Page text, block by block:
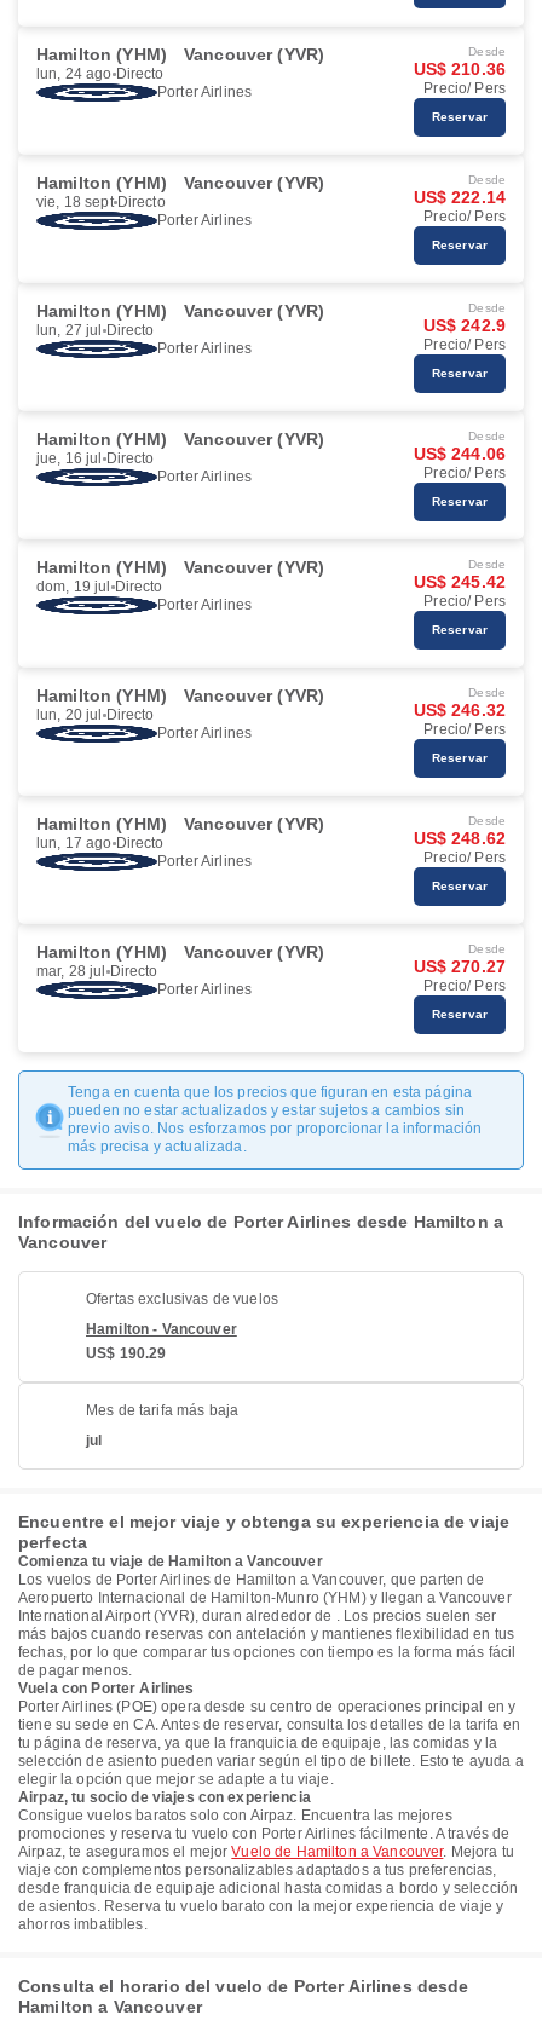
Hamilton (YHM) Vancouver (YVR)
lun, 24 ago Directo
Porter Airlines
Desde
US$ 210.36
Precio/ Pers
Reservar
Hamilton (YHM) Vancouver (YVR)
vie, 18 sept Directo
Porter Airlines
Desde
US$ 222.14
Precio/ Pers
Reservar
Hamilton (YHM) Vancouver (YVR)
lun, 27 jul Directo
Porter Airlines
Desde
US$ 242.9
Precio/ Pers
Reservar
Hamilton (YHM) Vancouver (YVR)
jue, 16 jul Directo
Porter Airlines
Desde
US$ 244.06
Precio/ Pers
Reservar
Hamilton (YHM) Vancouver (YVR)
dom, 19 jul Directo
Porter Airlines
Desde
US$ 245.42
Precio/ Pers
Reservar
Hamilton (YHM) Vancouver (YVR)
lun, 20 jul Directo
Porter Airlines
Desde
US$ 246.32
Precio/ Pers
Reservar
Hamilton (YHM) Vancouver (YVR)
lun, 17 ago Directo
Porter Airlines
Desde
US$ 248.62
Precio/ Pers
Reservar
Hamilton (YHM) Vancouver (YVR)
mar, 28 jul Directo
Porter Airlines
Desde
US$ 270.27
Precio/ Pers
Reservar
Tenga en cuenta que los precios que figuran en esta página
pueden no estar actualizados y estar sujetos a cambios sin
previo aviso. Nos esforzamos por proporcionar la información
más precisa y actualizada.
Información del vuelo de Porter Airlines desde Hamilton a
Vancouver
Ofertas exclusivas de vuelos
Hamilton - Vancouver
US$ 190.29
Mes de tarifa más baja
jul
Encuentre el mejor viaje y obtenga su experiencia de viaje
perfecta
Comienza tu viaje de Hamilton a Vancouver
Los vuelos de Porter Airlines de Hamilton a Vancouver, que parten de
Aeropuerto Internacional de Hamilton-Munro (YHM) y llegan a Vancouver
International Airport (YVR), duran alrededor de . Los precios suelen ser
más bajos cuando reservas con antelación y mantienes flexibilidad en tus
fechas, por lo que comparar tus opciones con tiempo es la forma más fácil
de pagar menos.
Vuela con Porter Airlines
Porter Airlines (POE) opera desde su centro de operaciones principal en y
tiene su sede en CA. Antes de reservar, consulta los detalles de la tarifa en
tu página de reserva, ya que la franquicia de equipaje, las comidas y la
selección de asiento pueden variar según el tipo de billete. Esto te ayuda a
elegir la opción que mejor se adapte a tu viaje.
Airpaz, tu socio de viajes con experiencia
Consigue vuelos baratos solo con Airpaz. Encuentra las mejores
promociones y reserva tu vuelo con Porter Airlines fácilmente. A través de
Airpaz, te aseguramos el mejorVuelo de Hamilton a Vancouver. Mejora tu
viaje con complementos personalizables adaptados a tus preferencias,
desde franquicia de equipaje adicional hasta comidas a bordo y selección
de asientos. Reserva tu vuelo barato con la mejor experiencia de viaje y
ahorros imbatibles.
Consulta el horario del vuelo de Porter Airlines desde
Hamilton a Vancouver